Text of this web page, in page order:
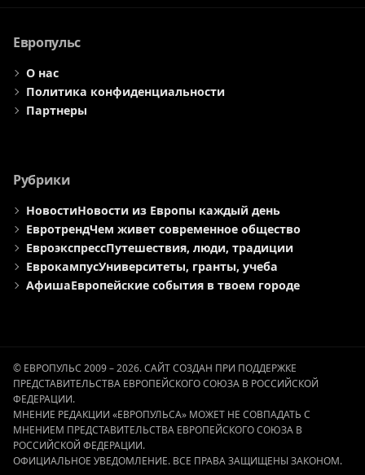
Европульс
О нас
Политика конфиденциальности
Партнеры
Рубрики
НовостиНовости из Европы каждый день
ЕвротрендЧем живет современное общество
ЕвроэкспрессПутешествия, люди, традиции
ЕврокампусУниверситеты, гранты, учеба
АфишаЕвропейские события в твоем городе
© ЕВРОПУЛЬС 2009 – 2026. САЙТ СОЗДАН ПРИ ПОДДЕРЖКЕ
ПРЕДСТАВИТЕЛЬСТВА ЕВРОПЕЙСКОГО СОЮЗА В РОССИЙСКОЙ
ФЕДЕРАЦИИ.
МНЕНИЕ РЕДАКЦИИ «ЕВРОПУЛЬСА» МОЖЕТ НЕ СОВПАДАТЬ С
МНЕНИЕМ ПРЕДСТАВИТЕЛЬСТВА ЕВРОПЕЙСКОГО СОЮЗА В
РОССИЙСКОЙ ФЕДЕРАЦИИ.
ОФИЦИАЛЬНОЕ УВЕДОМЛЕНИЕ. ВСЕ ПРАВА ЗАЩИЩЕНЫ ЗАКОНОМ.